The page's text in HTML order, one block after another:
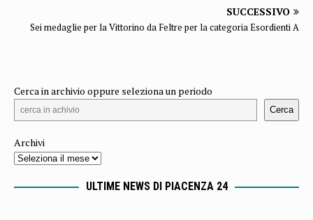
SUCCESSIVO
Sei medaglie per la Vittorino da Feltre per la categoria Esordienti A
Cerca in archivio oppure seleziona un periodo
Cerca
Archivi
ULTIME NEWS DI PIACENZA 24